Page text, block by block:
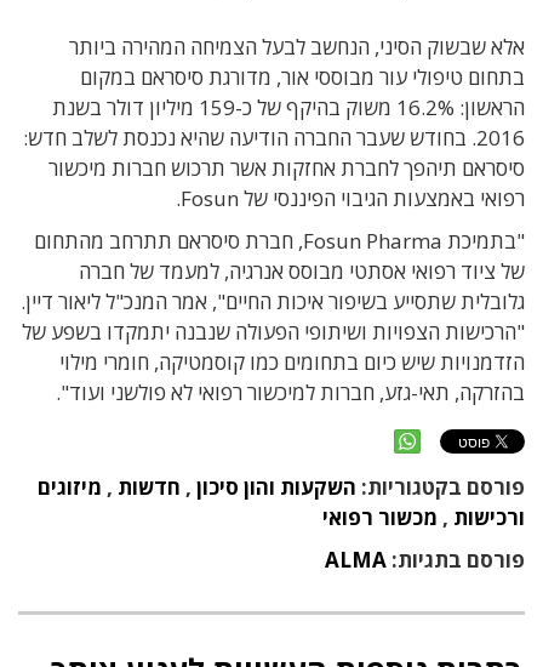
אלא שבשוק הסיני, הנחשב לבעל הצמיחה המהירה ביותר
בתחום טיפולי עור מבוססי אור, מדורגת סיסראם במקום
הראשון: 16.2% משוק בהיקף של כ-159 מיליון דולר בשנת
2016. בחודש שעבר החברה הודיעה שהיא נכנסת לשלב חדש:
סיסראם תיהפך לחברת אחזקות אשר תרכוש חברות מיכשור
רפואי באמצעות הגיבוי הפיננסי של Fosun.
"בתמיכת Fosun Pharma, חברת סיסראם תתרחב מהתחום
של ציוד רפואי אסתטי מבוסס אנרגיה, למעמד של חברה
גלובלית שתסייע בשיפור איכות החיים", אמר המנכ"ל ליאור דיין.
"הרכישות הצפויות ושיתופי הפעולה שנבנה יתמקדו בשפע של
הזדמנויות שיש כיום בתחומים כמו קוסמטיקה, חומרי מילוי
בהזרקה, תאי-גזע, חברות למיכשור רפואי לא פולשני ועוד".
פורסם בקטגוריות: השקעות והון סיכון , חדשות , מיזוגים
ורכישות , מכשור רפואי
פורסם בתגיות: ALMA